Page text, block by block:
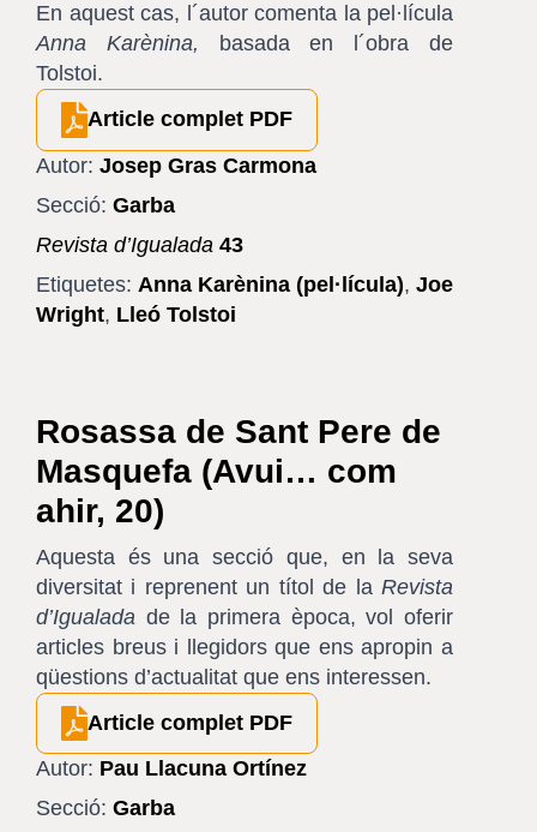
En aquest cas, l´autor comenta la pel·lícula
Anna Karènina,
basada en l´obra de
Tolstoi.
Article complet PDF
Autor: Josep Gras Carmona
Secció: Garba
Revista d’Igualada 43
Etiquetes: Anna Karènina (pel·lícula), Joe
Wright, Lleó Tolstoi
Rosassa de Sant Pere de
Masquefa (Avui… com
ahir, 20)
Aquesta és una secció que, en la seva
diversitat i reprenent un títol de la Revista
d’Igualada de la primera època, vol oferir
articles breus i llegidors que ens apropin a
qüestions d’actualitat que ens interessen.
Article complet PDF
Autor: Pau Llacuna Ortínez
Secció: Garba